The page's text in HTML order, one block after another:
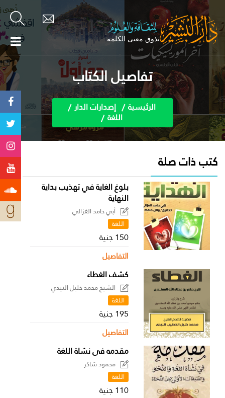
تفاصيل الكتاب
الرئيسية إصدارات الدار
اللغة
كتب ذات صلة
بلوغ الغاية في تهذيب بداية
النهاية
أبي حامد الغزالي
اللغة
150 جنية
التفاصيل
كشف الغطاء
الشيخ محمد خليل النيدي
اللغة
195 جنية
التفاصيل
مقدمه فى نشاة اللغة
محمود شاكر
اللغة
110 جنية